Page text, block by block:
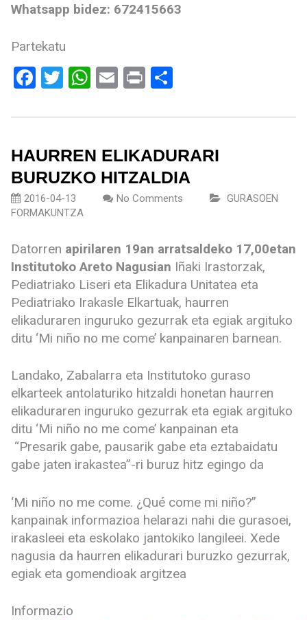
Whatsapp bidez: 672415663
Partekatu
Facebook
Twitter
WhatsApp
Email
PrintShare
HAURREN ELIKADURARI
BURUZKO HITZALDIA
2016-04-13 No Comments
GURASOEN
FORMAKUNTZA
Datorren apirilaren 19an arratsaldeko 17,00etan
Institutoko Areto Nagusian Iñaki Irastorzak,
Pediatriako Liseri eta Elikadura Unitatea eta
Pediatriako Irakasle Elkartuak, haurren
elikaduraren inguruko gezurrak eta egiak argituko
ditu ‘Mi niño no me come’ kanpainaren barnean.
Landako, Zabalarra eta Institutoko guraso
elkarteek antolaturiko hitzaldi honetan haurren
elikaduraren inguruko gezurrak eta egiak argituko
ditu ‘Mi niño no me come’ kanpainan eta
“Presarik gabe, pausarik gabe eta eztabaidatu
gabe jaten irakastea”-ri buruz hitz egingo da
‘Mi niño no me come. ¿Qué come mi niño?”
kanpainak informazioa helarazi nahi die gurasoei,
irakasleei eta eskolako jantokiko langileei. Xede
nagusia da haurren elikadurari buruzko gezurrak,
egiak eta gomendioak argitzea
Informazio